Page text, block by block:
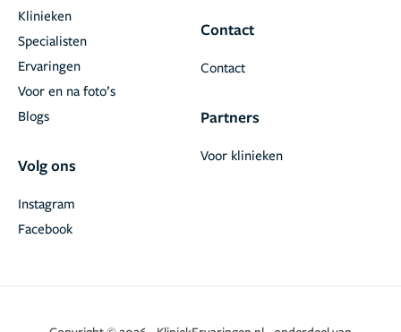
Klinieken
Specialisten
Ervaringen
Voor en na foto’s
Blogs
Volg ons
Facebook
Instagram
Contact
Contact
Partners
Voor klinieken